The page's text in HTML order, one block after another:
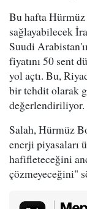
Bu hafta Hürmüz
sağlayabilecek
Suudi
fiyatını 50 sent
yol açtı. Bu,
bir tehdit olarak
değerlendiriliyor.
Salah, Hürmüz
enerji piyasaları
hafifleteceğini
çözmeyeceğini"